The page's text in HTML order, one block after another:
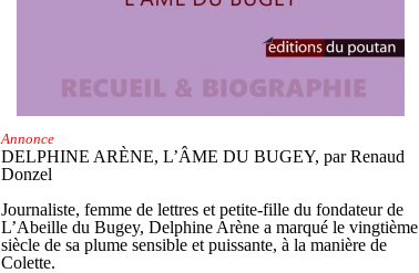
Annonce
DELPHINE ARÈNE, L’ÂME DU BUGEY, par Renaud
Donzel
Journaliste, femme de lettres et petite-fille du fondateur de
L’Abeille du Bugey, Delphine Arène a marqué le vingtième
siècle de sa plume sensible et puissante, à la manière de
Colette.